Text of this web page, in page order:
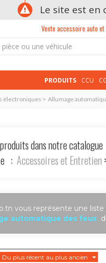
Le site est en
Vente accessoire auto
PRODUITS CCU
électroniques > Allumage
dans notre catalogue
: Accessoires et Entretien
vous représente une
automatique des feux
plus récent au plus ancien